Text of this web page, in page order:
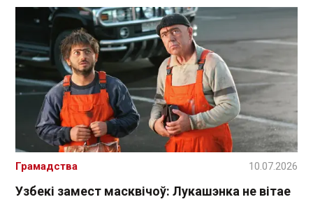
Узбекі замест масквічоў: Лукашэнка не вітае
Грамадства 10.07.2026